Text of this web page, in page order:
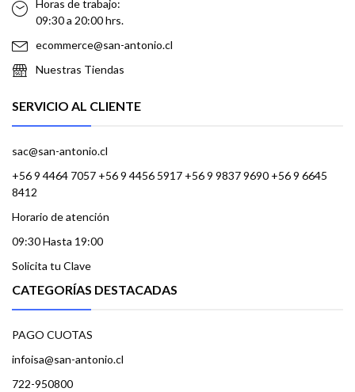
Horas de trabajo:
09:30 a 20:00 hrs.
ecommerce@san-antonio.cl
Nuestras Tiendas
SERVICIO AL CLIENTE
sac@san-antonio.cl
+56 9 4464 7057 +56 9 4456 5917 +56 9 9837 9690 +56 9 6645
8412
Horario de atención
09:30 Hasta 19:00
Solicita tu Clave
CATEGORÍAS DESTACADAS
PAGO CUOTAS
infoisa@san-antonio.cl
722-950800